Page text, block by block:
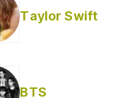
Taylor Swift
BTS